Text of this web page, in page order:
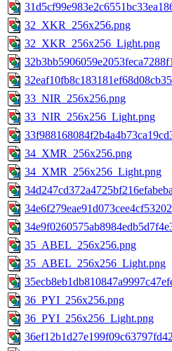
32_XKR_256x256.png
32_XKR_256x256_Light.png
33_NIR_256x256.png
33_NIR_256x256_Light.png
34_XMR_256x256.png
34_XMR_256x256_Light.png
35_ABEL_256x256.png
35_ABEL_256x256_Light.png
36_PYI_256x256.png
36_PYI_256x256_Light.png